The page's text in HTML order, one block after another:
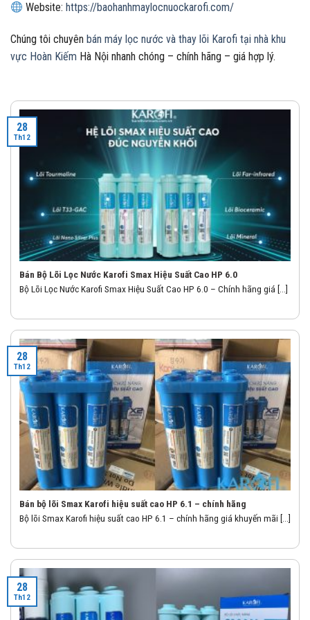
Website: https://baohanhmaylocnuockarofi.com/
Chúng tôi chuyên bán máy lọc nước và thay lõi Karofi tại nhà khu
vực Hoàn Kiếm Hà Nội nhanh chóng – chính hãng – giá hợp lý.
Bán Bộ Lõi Lọc Nước Karofi Smax Hiệu Suất Cao HP 6.0
Bộ Lõi Lọc Nước Karofi Smax Hiệu Suất Cao HP 6.0 – Chính hãng giá [...]
28
Th12
Bán bộ lõi Smax Karofi hiệu suất cao HP 6.1 – chính hãng
Bộ lõi Smax Karofi hiệu suất cao HP 6.1 – chính hãng giá khuyến mãi [...]
28
Th12
28
Th12